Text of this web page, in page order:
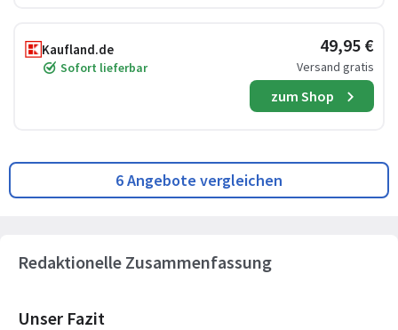
Kaufland.de
Sofort lieferbar
49,95 €
Versand gratis
zum Shop
6 Angebote vergleichen
Redaktionelle Zusammenfassung
Unser Fazit